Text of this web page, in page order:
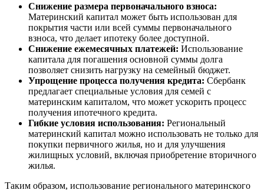
Снижение размера первоначального взноса:
Материнский капитал может быть использован для
покрытия части или всей суммы первоначального
взноса, что делает ипотеку более доступной.
Снижение ежемесячных платежей: Использование
капитала для погашения основной суммы долга
позволяет снизить нагрузку на семейный бюджет.
Упрощение процесса получения кредита: Сбербанк
предлагает специальные условия для семей с
материнским капиталом, что может ускорить процесс
получения ипотечного кредита.
Гибкие условия использования: Региональный
материнский капитал можно использовать не только для
покупки первичного жилья, но и для улучшения
жилищных условий, включая приобретение вторичного
жилья.
Таким образом, использование регионального материнского